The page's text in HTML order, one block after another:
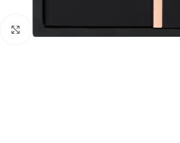
Clique para ampliar